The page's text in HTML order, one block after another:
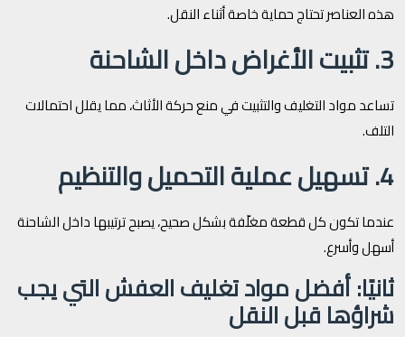
هذه العناصر تحتاج حماية خاصة أثناء النقل.
3. تثبيت الأغراض داخل الشاحنة
تساعد مواد التغليف والتثبيت في منع حركة الأثاث، مما يقلل احتمالات
التلف.
4. تسهيل عملية التحميل والتنظيم
عندما تكون كل قطعة مغلّفة بشكل صحيح، يصبح ترتيبها داخل الشاحنة
أسهل وأسرع.
ثانيًا: أفضل مواد تغليف العفش التي يجب
شراؤها قبل النقل